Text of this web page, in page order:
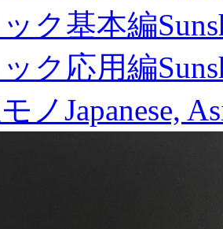
ク基本編
ク応用編
ノJapanese,